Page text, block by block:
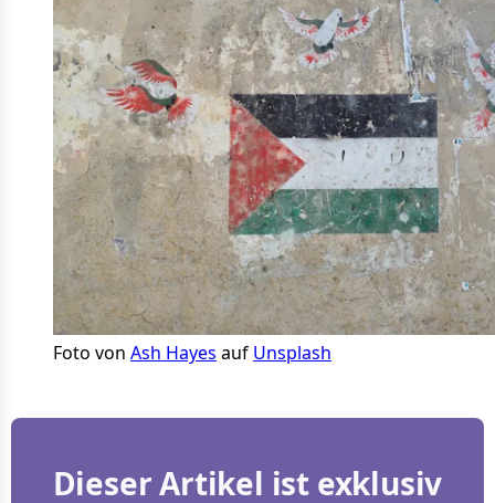
Foto von Ash Hayes auf Unsplash
Dieser Artikel ist exklusiv